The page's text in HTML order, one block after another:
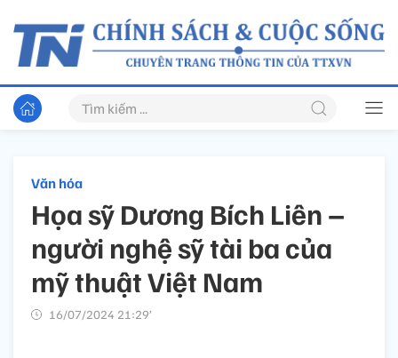
Văn hóa
Họa sỹ Dương Bích Liên –
người nghệ sỹ tài ba của
mỹ thuật Việt Nam
16/07/2024 21:29’